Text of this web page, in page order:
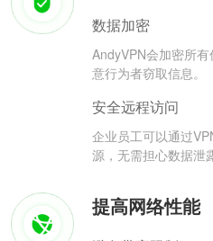
数据加密
AndyVPN会加密所
意行为者窃取信息。
安全远程访问
企业员工可以通过
源，无需担心数据泄
提高网络性能